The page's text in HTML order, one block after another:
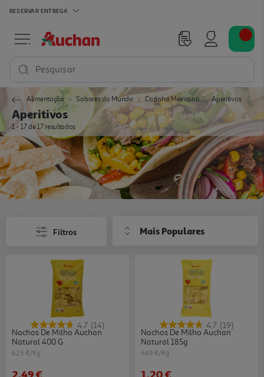
RESERVAR ENTREGA
Pesquisar
Alimentação Sabores do Mundo Cozinha Mexicana Aperitivos
Aperitivos
1 - 17 de 17 resultados
Filtros Mais Populares
4.7 (14)
Nachos De Milho Auchan
Natural 400 G
6.23 €/Kg
2,49 €
4.7 (19)
Nachos De Milho Auchan
Natural 185g
6.49 €/Kg
1,20 €